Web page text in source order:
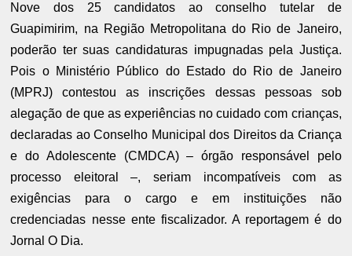
Nove dos 25 candidatos ao conselho tutelar de
Guapimirim, na Região Metropolitana do Rio de Janeiro,
poderão ter suas candidaturas impugnadas pela Justiça.
Pois o Ministério Público do Estado do Rio de Janeiro
(MPRJ) contestou as inscrições dessas pessoas sob
alegação de que as experiências no cuidado com crianças,
declaradas ao Conselho Municipal dos Direitos da Criança
e do Adolescente (CMDCA) – órgão responsável pelo
processo eleitoral –, seriam incompatíveis com as
exigências para o cargo e em instituições não
credenciadas nesse ente fiscalizador. A reportagem é do
Jornal O Dia.